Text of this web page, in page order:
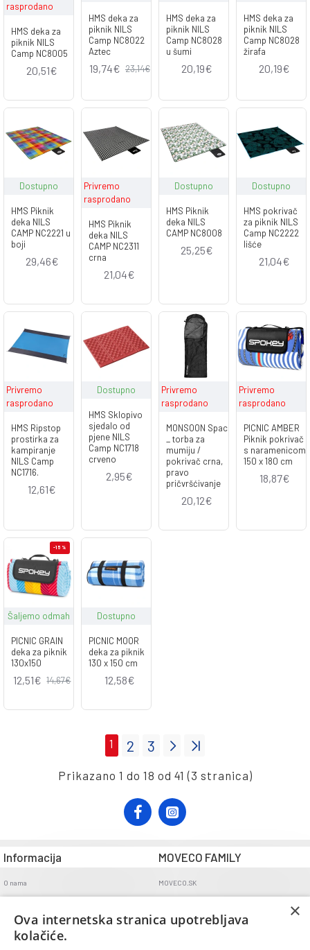
rasprodano
HMS deka za
piknik NILS
Camp NC8005
20,51€
HMS deka za
piknik NILS
Camp NC8022
Aztec
19,74€ 23,14€
HMS deka za
piknik NILS
Camp NC8028
u šumi
20,19€
HMS deka za
piknik NILS
Camp NC8028
žirafa
20,19€
Dostupno
HMS Piknik
deka NILS
CAMP NC2221 u
boji
29,46€
Privremo
rasprodano
HMS Piknik
deka NILS
CAMP NC2311
crna
21,04€
Dostupno
HMS Piknik
deka NILS
CAMP NC8008
25,25€
Dostupno
HMS pokrivač
za piknik NILS
Camp NC2222
lišće
21,04€
Privremo
rasprodano
HMS Ripstop
prostirka za
kampiranje
NILS Camp
NC1716.
12,61€
Dostupno
HMS Sklopivo
sjedalo od
pjene NILS
Camp NC1718
crveno
2,95€
Privremo
rasprodano
MONSOON Spac
_ torba za
mumiju /
pokrivač crna,
pravo
pričvršćivanje
20,12€
Privremo
rasprodano
PICNIC AMBER
Piknik pokrivač
s naramenicom
150 x 180 cm
18,87€
-15 %
Šaljemo odmah
PICNIC GRAIN
deka za piknik
130x150
12,51€ 14,67€
Dostupno
PICNIC MOOR
deka za piknik
130 x 150 cm
12,58€
1 2 3
Prikazano 1 do 18 od 41 (3 stranica)
Informacija
O nama
Uvjeti dostave
Politika povrata
MOVECO FAMILY
MOVECO.SK
×
Ova internetska stranica upotrebljava
kolačiće.